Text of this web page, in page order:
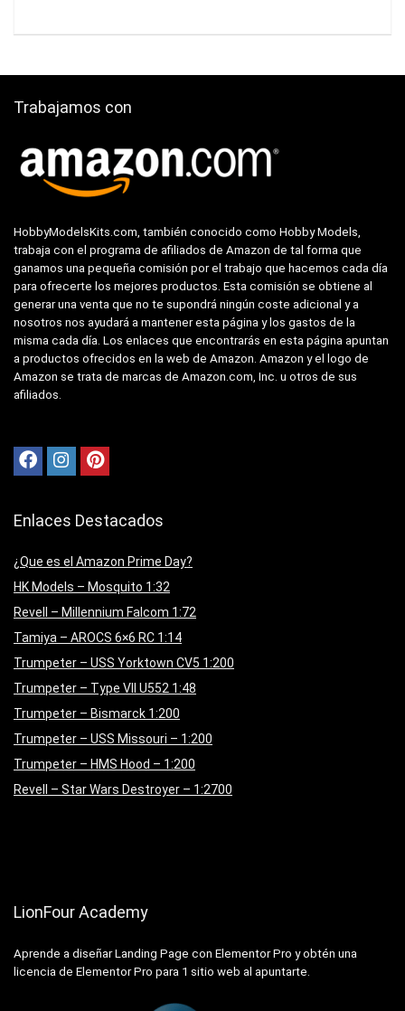
Trabajamos con
HobbyModelsKits.com, también conocido como Hobby Models,
trabaja con el programa de afiliados de Amazon de tal forma que
ganamos una pequeña comisión por el trabajo que hacemos cada día
para ofrecerte los mejores productos. Esta comisión se obtiene al
generar una venta que no te supondrá ningún coste adicional y a
nosotros nos ayudará a mantener esta página y los gastos de la
misma cada día. Los enlaces que encontrarás en esta página apuntan
a productos ofrecidos en la web de Amazon. Amazon y el logo de
Amazon se trata de marcas de Amazon.com, Inc. u otros de sus
afiliados.
Enlaces Destacados
¿Que es el Amazon Prime Day?
HK Models – Mosquito 1:32
Revell – Millennium Falcom 1:72
Tamiya – AROCS 6×6 RC 1:14
Trumpeter – USS Yorktown CV5 1:200
Trumpeter – Type VII U552 1:48
Trumpeter – Bismarck 1:200
Trumpeter – USS Missouri – 1:200
Trumpeter – HMS Hood – 1:200
Revell – Star Wars Destroyer – 1:2700
LionFour Academy
Aprende a diseñar Landing Page con Elementor Pro y obtén una
licencia de Elementor Pro para 1 sitio web al apuntarte.